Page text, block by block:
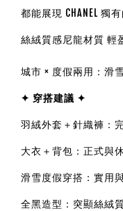
都能展現 CHANEL 獨
絲絨質感尼龍材質 輕
城市 × 度假兩用：滑
✦ 穿搭建議 ✦
羽絨外套＋針織褲：完
大衣＋背包：正式與
滑雪度假穿搭：實用
全黑造型：突顯絲絨